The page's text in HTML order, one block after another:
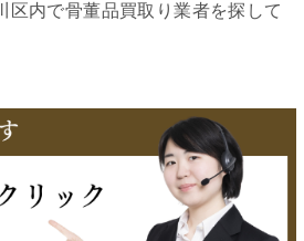
区内で骨董品買取り業者を探して